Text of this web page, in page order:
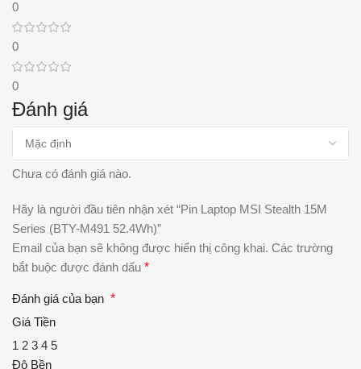
0
0
0
Đánh giá
Chưa có đánh giá nào.
Hãy là người đầu tiên nhận xét “Pin Laptop MSI Stealth 15M
Series (BTY-M491 52.4Wh)”
Email của bạn sẽ không được hiển thị công khai. Các trường
bắt buộc được đánh dấu *
Đánh giá của bạn *
Giá Tiền
1 2 3 4 5
Độ Bền